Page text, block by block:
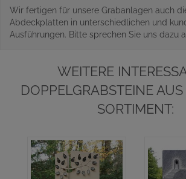
Wir fertigen für unsere Grabanlagen auch
Abdeckplatten in unterschiedlichen und
Ausführungen. Bitte sprechen Sie uns dazu
WEITERE
DOPPELGRABSTEINE
SORTIMENT: